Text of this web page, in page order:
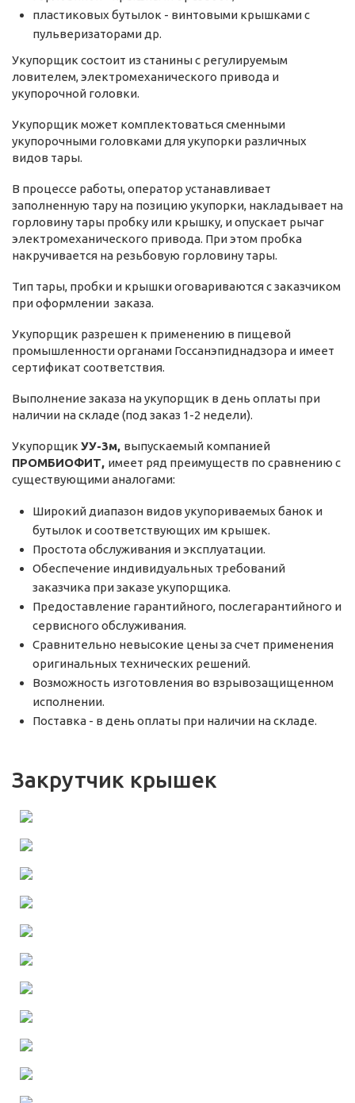
пластиковых бутылок - винтовыми крышками с
пульверизаторами др.
Укупорщик состоит из станины с регулируемым
ловителем, электромеханического привода и
укупорочной головки.
Укупорщик может комплектоваться сменными
укупорочными головками для укупорки различных
видов тары.
В процессе работы, оператор устанавливает
заполненную тару на позицию укупорки, накладывает на
горловину тары пробку или крышку, и опускает рычаг
электромеханического привода. При этом пробка
накручивается на резьбовую горловину тары.
Тип тары, пробки и крышки оговариваются с заказчиком
при оформлении заказа.
Укупорщик разрешен к применению в пищевой
промышленности органами Госсанэпиднадзора и имеет
сертификат соответствия.
Выполнение заказа на укупорщик в день оплаты при
наличии на складе (под заказ 1-2 недели).
Укупорщик УУ-3м, выпускаемый компанией
ПРОМБИОФИТ, имеет ряд преимуществ по сравнению с
существующими аналогами:
Широкий диапазон видов укупориваемых банок и
бутылок и соответствующих им крышек.
Простота обслуживания и эксплуатации.
Обеспечение индивидуальных требований
заказчика при заказе укупорщика.
Предоставление гарантийного, послегарантийного и
сервисного обслуживания.
Сравнительно невысокие цены за счет применения
оригинальных технических решений.
Возможность изготовления во взрывозащищенном
исполнении.
Поставка - в день оплаты при наличии на складе.
Закрутчик крышек